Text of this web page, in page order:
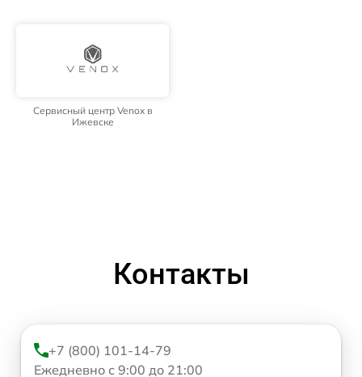
Сервисный центр Venox в
Ижевске
Контакты
+7 (800) 101-14-79
Ежедневно с 9:00 до 21:00